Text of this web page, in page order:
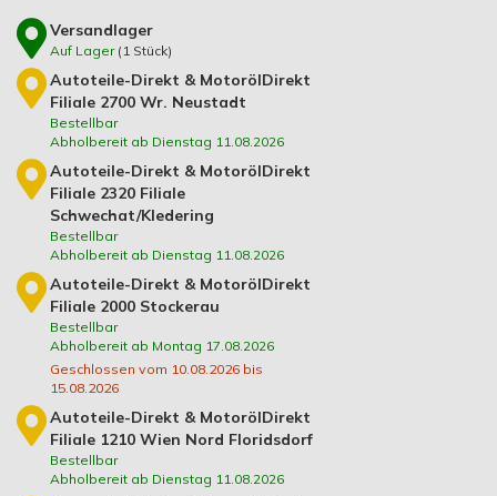
Versandlager
Auf Lager ( 1 Stück)
Autoteile-Direkt & MotorölDirekt
Filiale 2700 Wr. Neustadt
Bestellbar
Abholbereit ab Dienstag 11.08.2026
Autoteile-Direkt & MotorölDirekt
Filiale 2320 Filiale
Schwechat/Kledering
Bestellbar
Abholbereit ab Dienstag 11.08.2026
Autoteile-Direkt & MotorölDirekt
Filiale 2000 Stockerau
Bestellbar
Abholbereit ab Montag 17.08.2026
Geschlossen vom 10.08.2026 bis
15.08.2026
Autoteile-Direkt & MotorölDirekt
Filiale 1210 Wien Nord Floridsdorf
Bestellbar
Abholbereit ab Dienstag 11.08.2026